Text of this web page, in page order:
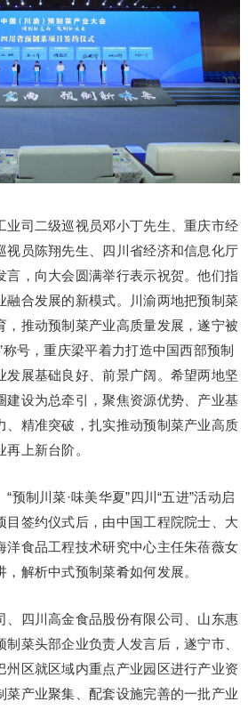
业司二级巡视员邓小丁先生、重庆市经
视员陈翔先生、四川省经济和信息化厅
言，向大会圆满举行表示祝贺。他们指
融合发展的新模式。川渝两地把预制菜
，推动预制菜产业高质量发展，遂宁被
号，重庆梁平着力打造中国西部预制
发展基础良好、前景广阔。希望两地坚
建设为总牵引，聚焦资源优势、产业基
、精准突破，扎实推动预制菜产业高质
上新台阶。
预制川菜·味美华夏”四川“五进”活动启
目签约仪式后，由中国工程院院士、大
洋食品工程技术研究中心主任朱蓓薇女
解析中式预制菜肴如何发展。
、四川高金食品股份有限公司、山东惠
菜头部企业负责人发言后，遂宁市、
州区就区域内重点产业园区进行产业资
菜产业聚集、配套设施完善的一批产业